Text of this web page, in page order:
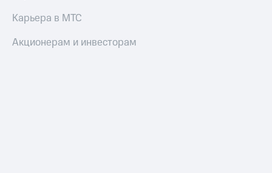
Карьера в МТС
Акционерам и инвесторам